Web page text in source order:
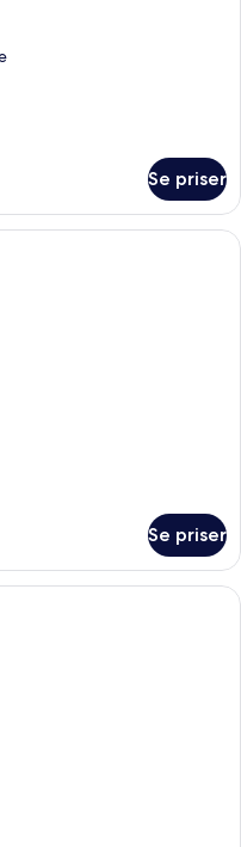
Se priser
med en stor seng,
Se priser
badeværelse med en